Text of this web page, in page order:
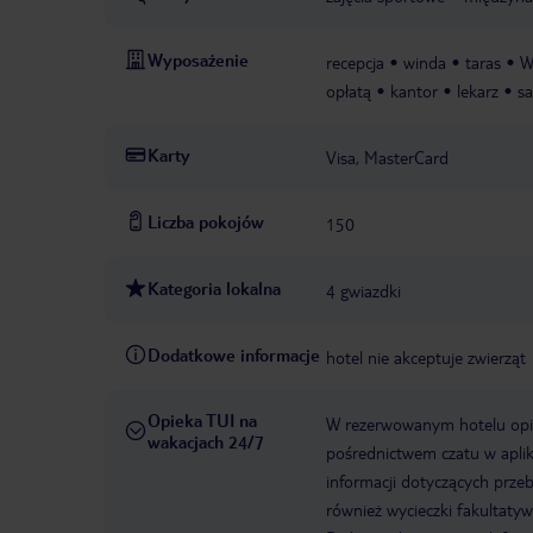
Wyposażenie recepcja winda taras
opłatą
kantor lekarz
Karty Visa, MasterCard
Liczba pokojów 150
Kategoria lokalna 4 gwiazdki
Dodatkowe informacje hotel nie akceptuje zwierząt
Opieka TUI na
wakacjach 24/7
W rezerwowanym hotelu
pośrednictwem czatu w
informacji dotyczących
również wycieczki